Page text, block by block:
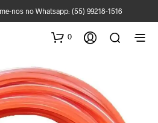
nos no Whatsapp: (55) 99218-1516
0